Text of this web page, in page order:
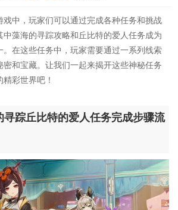
戏中，玩家们可以通过完成各种任务和挑战
藻海的寻踪攻略和丘比特的爱人任务成为
。在这些任务中，玩家需要通过一系列线索
和宝藏。让我们一起来揭开这些神秘任务
彩世界吧！
寻踪丘比特的爱人任务完成步骤流